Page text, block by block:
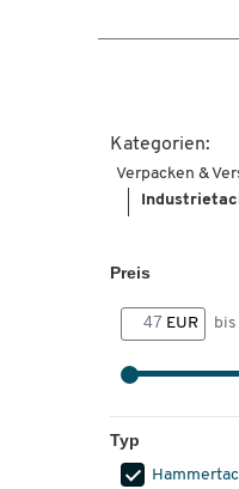
Kategorien:
Verpacken &
Preis
EUR bis
Typ